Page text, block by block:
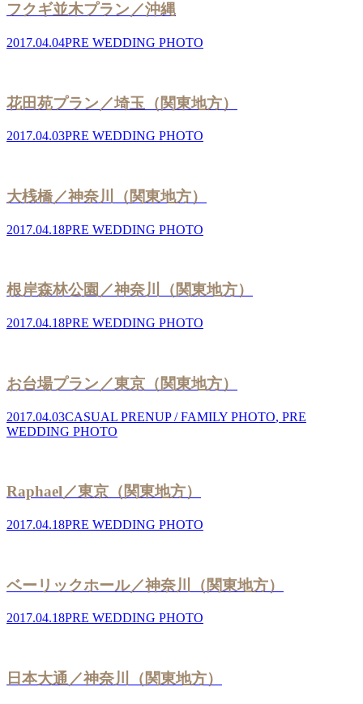
フクギ並木プラン／沖縄
2017.04.04PRE WEDDING PHOTO
花田苑プラン／埼玉（関東地方）
2017.04.03PRE WEDDING PHOTO
大桟橋／神奈川（関東地方）
2017.04.18PRE WEDDING PHOTO
根岸森林公園／神奈川（関東地方）
2017.04.18PRE WEDDING PHOTO
お台場プラン／東京（関東地方）
2017.04.03CASUAL PRENUP / FAMILY PHOTO, PRE
WEDDING PHOTO
Raphael／東京（関東地方）
2017.04.18PRE WEDDING PHOTO
ベーリックホール／神奈川（関東地方）
2017.04.18PRE WEDDING PHOTO
日本大通／神奈川（関東地方）